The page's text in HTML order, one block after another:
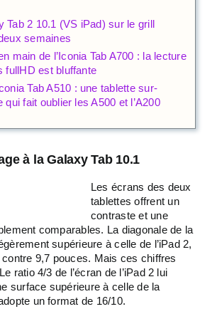
Tab 2 10.1 (VS iPad) sur le grill
semaines
main de l’Iconia Tab A700 : la lecture
fullHD est bluffante
Tab A510 : une tablette sur-
qui fait oublier les A500 et l’A200
à la Galaxy Tab 10.1
Les écrans des deux
tablettes offrent un
contraste et une
comparables. La diagonale de la
supérieure à celle de l’iPad 2,
9,7 pouces. Mais ces chiffres
ratio 4/3 de l’écran de l’iPad 2 lui
surface supérieure à celle de la
un format de 16/10.